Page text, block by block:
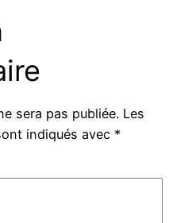
sera pas publiée. Les
indiqués avec *